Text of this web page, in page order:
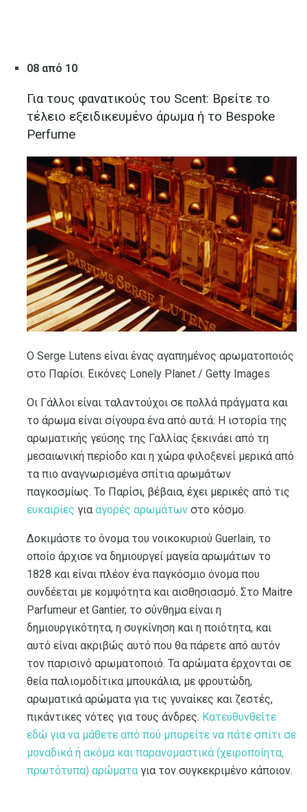
08 από 10
Για τους φανατικούς του Scent: Βρείτε το
τέλειο εξειδικευμένο άρωμα ή το Bespoke
Perfume
Ο Serge Lutens είναι ένας αγαπημένος αρωματοποιός
στο Παρίσι. Εικόνες Lonely Planet / Getty Images
Οι Γάλλοι είναι ταλαντούχοι σε πολλά πράγματα και
το άρωμα είναι σίγουρα ένα από αυτά. Η ιστορία της
αρωματικής γεύσης της Γαλλίας ξεκινάει από τη
μεσαιωνική περίοδο και η χώρα φιλοξενεί μερικά από
τα πιο αναγνωρισμένα σπίτια αρωμάτων
παγκοσμίως. Το Παρίσι, βέβαια, έχει μερικές από τις
ευκαιρίες για αγορές αρωμάτων στο κόσμο.
Δοκιμάστε το όνομα του νοικοκυριού Guerlain, το
οποίο άρχισε να δημιουργεί μαγεία αρωμάτων το
1828 και είναι πλέον ένα παγκόσμιο όνομα που
συνδέεται με κομψότητα και αισθησιασμό. Στο Maitre
Parfumeur et Gantier, το σύνθημα είναι η
δημιουργικότητα, η συγκίνηση και η ποιότητα, και
αυτό είναι ακριβώς αυτό που θα πάρετε από αυτόν
τον παρισινό αρωματοποιό. Τα αρώματα έρχονται σε
θεία παλιομοδίτικα μπουκάλια, με φρουτώδη,
αρωματικά αρώματα για τις γυναίκες και ζεστές,
πικάντικες νότες για τους άνδρες. Κατευθυνθείτε
εδώ για να μάθετε από πού μπορείτε να πάτε σπίτι σε
μοναδικά ή ακόμα και παρανομαστικά (χειροποίητα,
πρωτότυπα) αρώματα για τον συγκεκριμένο κάποιον.